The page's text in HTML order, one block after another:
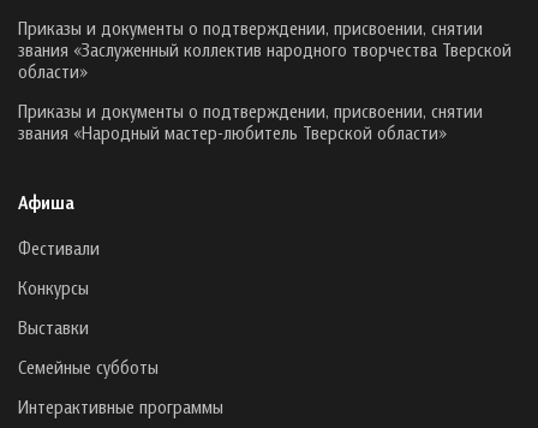
Приказы и документы о подтверждении, присвоении, снятии
звания «Заслуженный коллектив народного творчества Тверской
области»
Приказы и документы о подтверждении, присвоении, снятии
звания «Народный мастер-любитель Тверской области»
Афиша
Фестивали
Конкурсы
Выставки
Семейные субботы
Интерактивные программы